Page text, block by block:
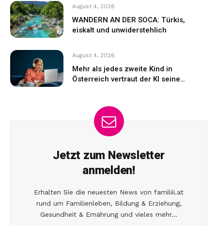
August 4, 2026
WANDERN AN DER SOCA: Türkis,
eiskalt und unwiderstehlich
August 4, 2026
Mehr als jedes zweite Kind in
Österreich vertraut der KI seine
Jetzt zum Newsletter
anmelden!
Erhalten Sie die neuesten News von familiii.at
rund um Familienleben, Bildung & Erziehung,
Gesundheit & Ernährung und vieles mehr...